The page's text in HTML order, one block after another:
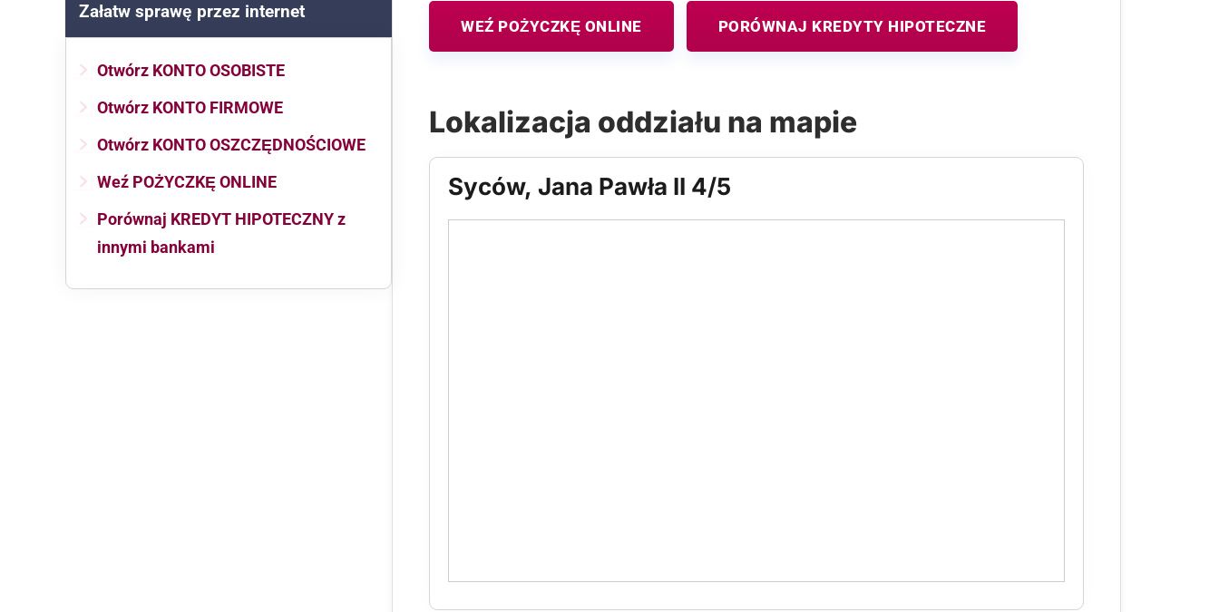
Załatw sprawę przez internet
Otwórz KONTO OSOBISTE
Otwórz KONTO FIRMOWE
Otwórz KONTO OSZCZĘDNOŚCIOWE
Weź POŻYCZKĘ ONLINE
Porównaj KREDYT HIPOTECZNY z
innymi bankami
WEŹ POŻYCZKĘ ONLINE PORÓWNAJ KREDYTY HIPOTECZNE
Lokalizacja oddziału na mapie
Syców, Jana Pawła II 4/5